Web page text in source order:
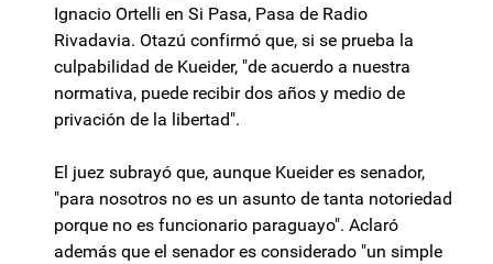
Ignacio Ortelli en Si Pasa, Pasa de Radio
Rivadavia. Otazú confirmó que, si se prueba la
culpabilidad de Kueider, "de acuerdo a nuestra
normativa, puede recibir dos años y medio de
privación de la libertad".
El juez subrayó que, aunque Kueider es senador,
"para nosotros no es un asunto de tanta notoriedad
porque no es funcionario paraguayo". Aclaró
además que el senador es considerado "un simple